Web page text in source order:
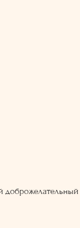
доброжелательный